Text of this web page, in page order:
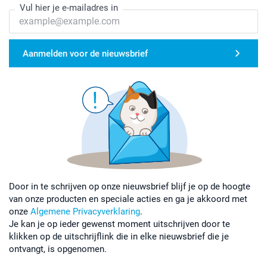
Vul hier je e-mailadres in
Aanmelden voor de nieuwsbrief
Door in te schrijven op onze nieuwsbrief blijf je op de hoogte
van onze producten en speciale acties en ga je akkoord met
onze Algemene Privacyverklaring.
Je kan je op ieder gewenst moment uitschrijven door te
klikken op de uitschrijflink die in elke nieuwsbrief die je
ontvangt, is opgenomen.